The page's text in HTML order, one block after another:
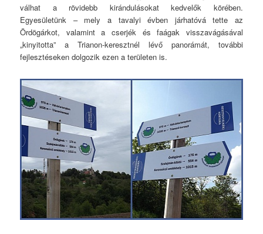
válhat a rövidebb kirándulásokat kedvelők körében.
Egyesületünk – mely a tavalyi évben járhatóvá tette az
Ördögárkot, valamint a cserjék és faágak visszavágásával
„kinyitotta” a Trianon-keresztnél lévő panorámát, további
fejlesztéseken dolgozik ezen a területen is.